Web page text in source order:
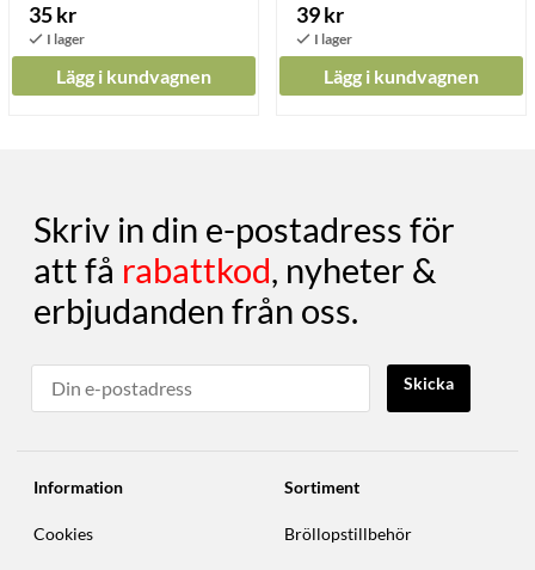
35 kr
Lägg i kundvagnen
39 kr
Lägg i kundvagnen
Skriv in din e-postadress för
att få rabattkod, nyheter &
erbjudanden från oss.
Skicka
Information
Cookies
Sortiment
Bröllopstillbehör